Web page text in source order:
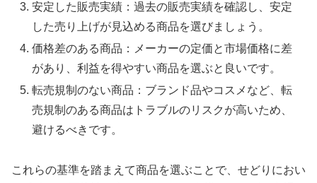
安定した販売実績：過去の販売実績を確認し、安定
した売り上げが見込める商品を選びましょう。
価格差のある商品：メーカーの定価と市場価格に差
があり、利益を得やすい商品を選ぶと良いです。
転売規制のない商品：ブランド品やコスメなど、転
売規制のある商品はトラブルのリスクが高いため、
避けるべきです。
これらの基準を踏まえて商品を選ぶことで、せどりにおい